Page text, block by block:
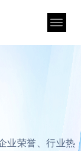
业荣誉、行业热